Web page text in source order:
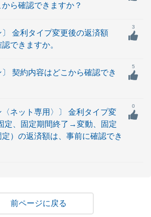
ら確認できますか？
〕 金利タイプ変更後の返済額
できますか。
3
〕 契約内容はどこから確認でき
5
〈ネット専用〉〕 金利タイプ変
定、固定期間終了→変動、固定
）の返済額は、事前に確認でき
0
戻る